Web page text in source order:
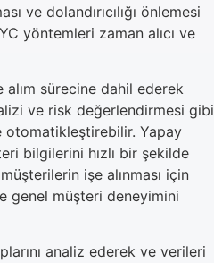
ve dolandırıcılığı önlemesi
yöntemleri zaman alıcı ve
alım sürecine dahil ederek
ve risk değerlendirmesi gibi
otomatikleştirebilir. Yapay
bilgilerini hızlı bir şekilde
işe alınması için
genel müşteri deneyimini
analiz ederek ve verileri